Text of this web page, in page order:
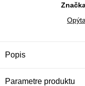
Popis
Parametre produktu